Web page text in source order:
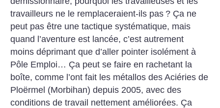
travailleurs ne le remplaceraient-ils pas ? Ça ne
peut pas être une tactique systématique, mais
quand l’aventure est lancée, c’est autrement
moins déprimant que d’aller pointer isolément à
Pôle Emploi… Ça peut se faire en rachetant la
boîte, comme l’ont fait les métallos des Aciéries de
Ploërmel (Morbihan) depuis 2005, avec des
conditions de travail nettement améliorées. Ça